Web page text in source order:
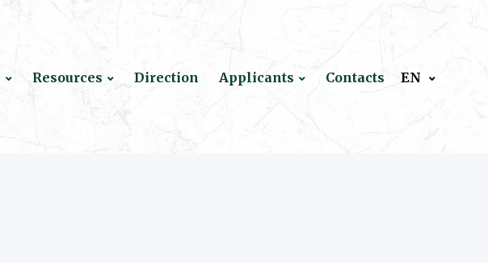
Resources Direction Applicants Contacts EN